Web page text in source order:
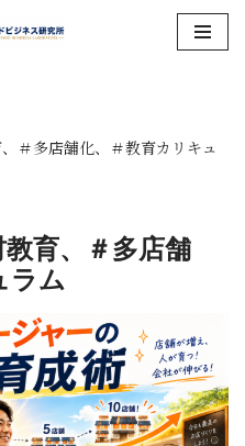
＃多店舗化、＃教育カリキュ
育、＃多店舗
ラム